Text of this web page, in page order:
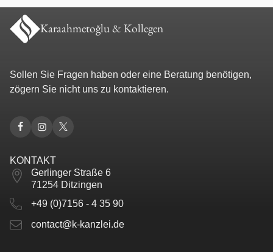
Umgangsrecht / Sorgerecht
Unterhaltsrecht
Vermögensauseinandersetzung
Werkstatt- und Werkvertragsrecht
Karaahmetoğlu & Kollegen
Sollen Sie Fragen haben oder eine Beratung benötigen,
zögern Sie nicht uns zu kontaktieren.
KONTAKT
Gerlinger Straße 6
71254 Ditzingen
+49 (0)7156 - 4 35 90
contact@k-kanzlei.de